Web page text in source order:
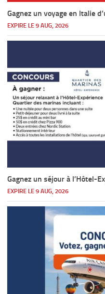
Gagnez un voyage en Italie
EXPIRE LE 9 AUG, 2026
Gagnez un séjour à l’Hôtel-
EXPIRE LE 9 AUG, 2026